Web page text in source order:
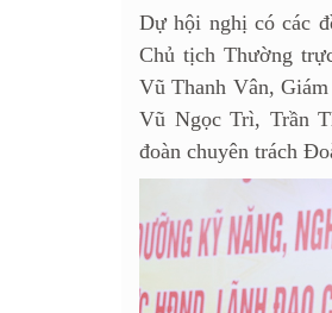
Dự hội nghị có các
Chủ tịch Thường
Vũ Thanh Vân,
Vũ Ngọc Trì, Trần
đoàn chuyên trách